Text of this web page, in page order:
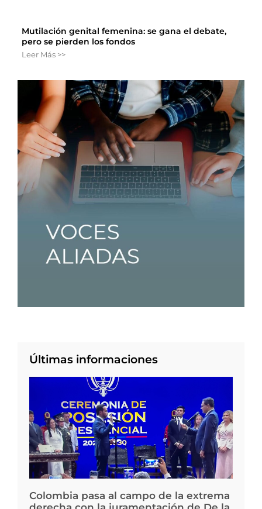
Mutilación genital femenina: se gana el debate,
pero se pierden los fondos
Leer Más >>
Últimas informaciones
Colombia pasa al campo de la extrema